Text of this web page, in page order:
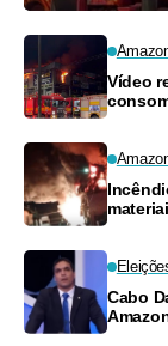
Vídeo
Cabo